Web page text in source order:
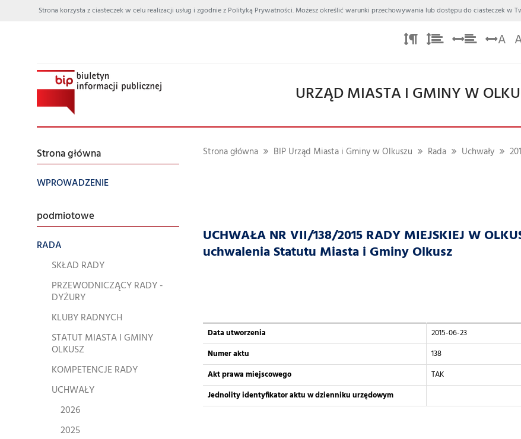
Strona korzysta z ciasteczek w celu realizacji usług i zgodnie z Polityką Prywatności. Możesz określić warunki przechowywania lub dostępu do ciasteczek w
A
URZĄD MIASTA I GMINY W
Strona główna
WPROWADZENIE
podmiotowe
RADA
SKŁAD RADY
PRZEWODNICZĄCY RADY -
DYŻURY
KLUBY RADNYCH
STATUT MIASTA I GMINY
OLKUSZ
KOMPETENCJE RADY
UCHWAŁY
2026
2025
Strona główna BIP Urząd Miasta i Gminy w Olkuszu Rada Uchwały
UCHWAŁA NR VII/138/2015 RADY MIEJSKIEJ W
uchwalenia Statutu Miasta i Gminy Olkusz
Data utworzenia
2015-06-23
Numer aktu
138
Akt prawa miejscowego
TAK
Jednolity identyfikator aktu w dzienniku urzędowym